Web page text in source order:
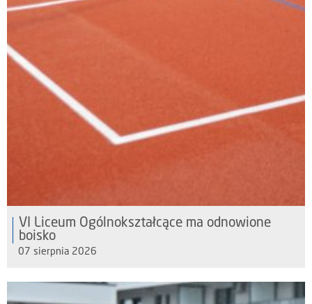
VI Liceum Ogólnokształcące ma odnowione
boisko
07 sierpnia 2026